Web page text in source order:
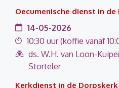
Oecumenische dienst in de
14-05-2026
10:30 uur (koffie vanaf
ds. W.H. van Loon-
Storteler
Kerkdienst in de Dorpskerk